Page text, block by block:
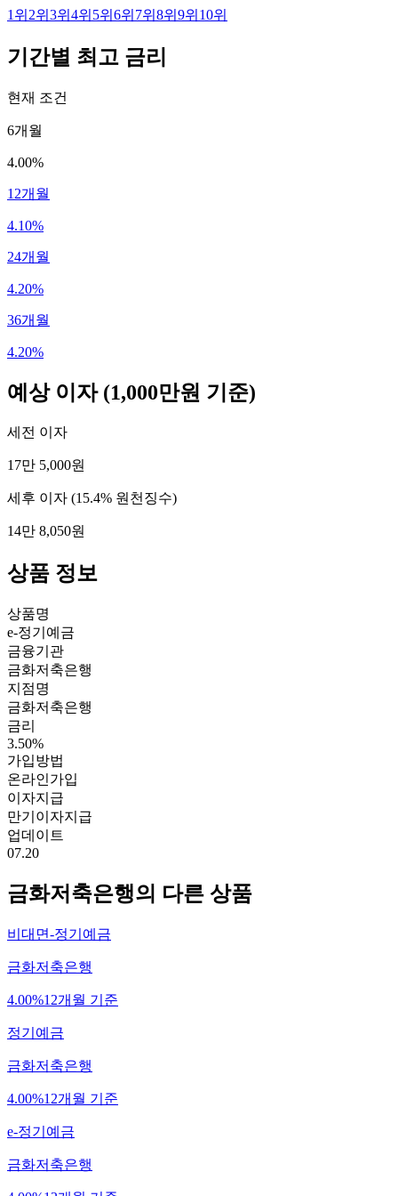
1 위 2위 3위 4위 5위 6위 7위 8위 9위 10위
기간별 최고 금리
현재 조건
6개월
4.00%
12개월
4.10%
24개월
4.20%
36개월
4.20%
예상 이자 (1,000만원 기준)
세전 이자
17만 5,000원
세후 이자 (15.4% 원천징수)
14만 8,050원
상품 정보
상품명
e-정기예금
금융기관
금화저축은행
지점명
금화저축은행
금리
3.50%
가입방법
온라인가입
이자지급
만기이자지급
업데이트
07.20
금화저축은행의 다른 상품
비대면-정기예금
금화저축은행
4.00%12개월 기준
정기예금
금화저축은행
4.00%12개월 기준
e-정기예금
금화저축은행